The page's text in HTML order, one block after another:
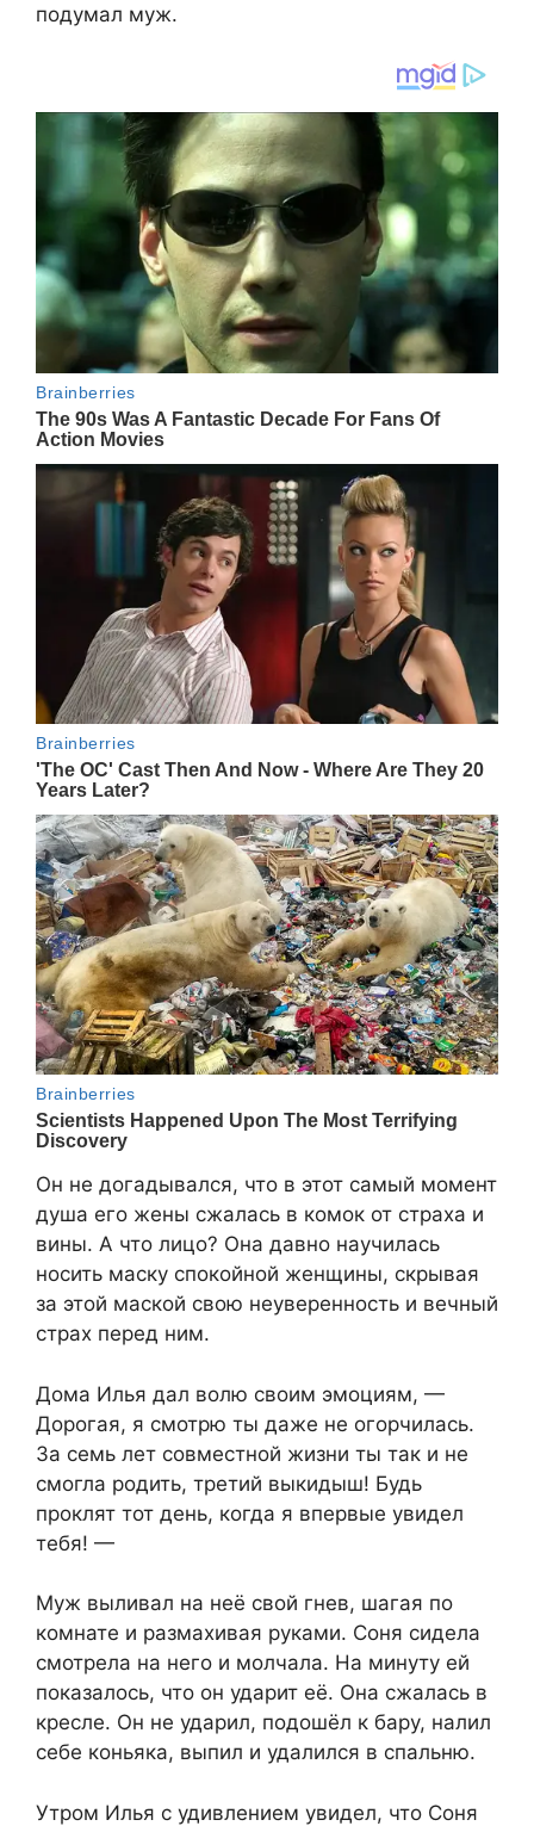
подумал муж.
Он не догадывался, что в этот самый момент
душа его жены сжалась в комок от страха и
вины. А что лицо? Она давно научилась
носить маску спокойной женщины, скрывая
за этой маской свою неуверенность и вечный
страх перед ним.
Дома Илья дал волю своим эмоциям, —
Дорогая, я смотрю ты даже не огорчилась.
За семь лет совместной жизни ты так и не
смогла родить, третий выкидыш! Будь
проклят тот день, когда я впервые увидел
тебя! —
Муж выливал на неё свой гнев, шагая по
комнате и размахивая руками. Соня сидела
смотрела на него и молчала. На минуту ей
показалось, что он ударит её. Она сжалась в
кресле. Он не ударил, подошёл к бару, налил
себе коньяка, выпил и удалился в спальню.
Утром Илья с удивлением увидел, что Соня